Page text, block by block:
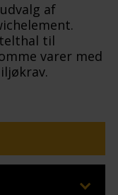
af
til
varer med